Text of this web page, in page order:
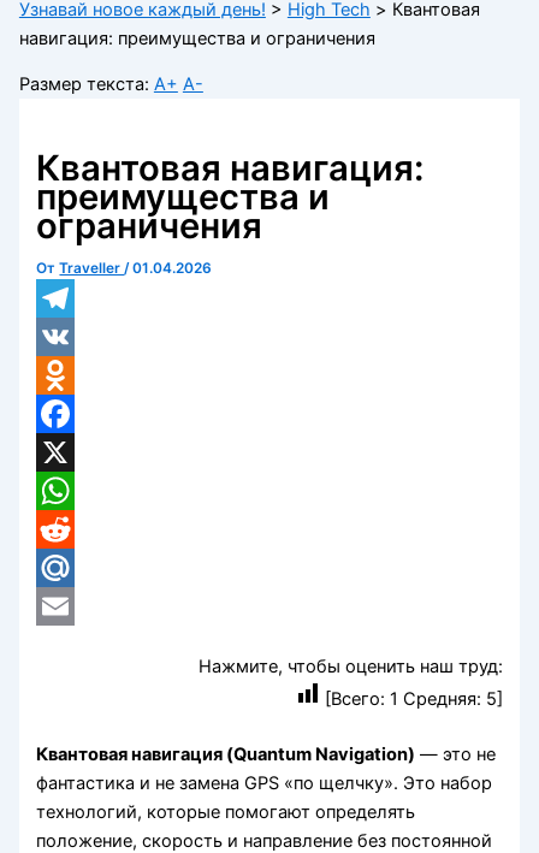
Узнавай новое каждый день! > High Tech > Квантовая
навигация: преимущества и ограничения
Размер текста: A+ A-
Квантовая навигация:
преимущества и
ограничения
ОтTraveller/01.04.2026
Telegram
VK
Odnoklassniki
Facebook
X
WhatsApp
Reddit
Mail.Ru
Нажмите, чтобы оценить наш труд:
[Всего: 1 Средняя: 5]
Квантовая навигация (Quantum Navigation) — это не
фантастика и не замена GPS «по щелчку». Это набор
технологий, которые помогают определять
положение, скорость и направление без постоянной